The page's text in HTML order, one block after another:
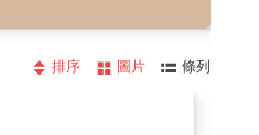
排序 圖片 條列